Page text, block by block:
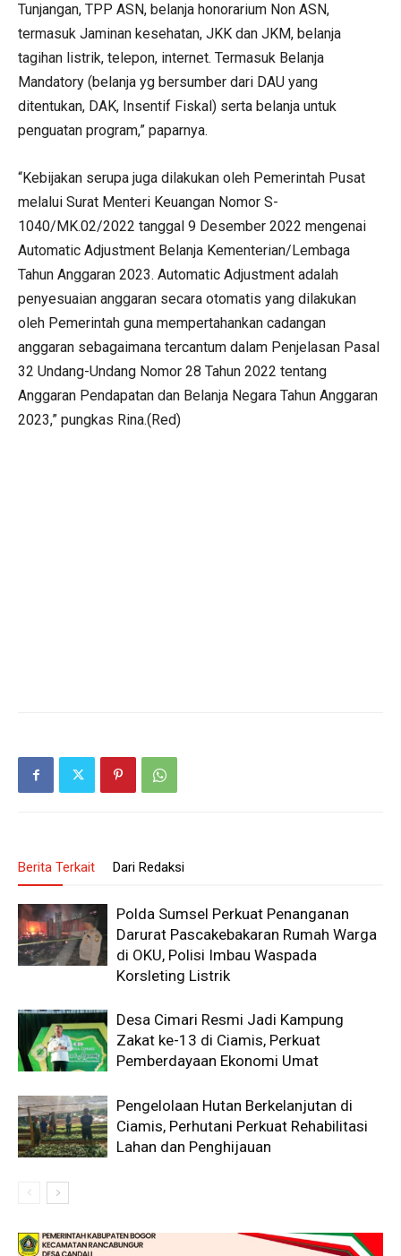
Tunjangan, TPP ASN, belanja honorarium Non ASN,
termasuk Jaminan kesehatan, JKK dan JKM, belanja
tagihan listrik, telepon, internet. Termasuk Belanja
Mandatory (belanja yg bersumber dari DAU yang
ditentukan, DAK, Insentif Fiskal) serta belanja untuk
penguatan program,” paparnya.
“Kebijakan serupa juga dilakukan oleh Pemerintah Pusat
melalui Surat Menteri Keuangan Nomor S-
1040/MK.02/2022 tanggal 9 Desember 2022 mengenai
Automatic Adjustment Belanja Kementerian/Lembaga
Tahun Anggaran 2023. Automatic Adjustment adalah
penyesuaian anggaran secara otomatis yang dilakukan
oleh Pemerintah guna mempertahankan cadangan
anggaran sebagaimana tercantum dalam Penjelasan Pasal
32 Undang-Undang Nomor 28 Tahun 2022 tentang
Anggaran Pendapatan dan Belanja Negara Tahun Anggaran
2023,” pungkas Rina.(Red)
Berita Terkait Dari Redaksi
Polda Sumsel Perkuat Penanganan
Darurat Pascakebakaran Rumah Warga
di OKU, Polisi Imbau Waspada
Korsleting Listrik
Desa Cimari Resmi Jadi Kampung
Zakat ke-13 di Ciamis, Perkuat
Pemberdayaan Ekonomi Umat
Pengelolaan Hutan Berkelanjutan di
Ciamis, Perhutani Perkuat Rehabilitasi
Lahan dan Penghijauan